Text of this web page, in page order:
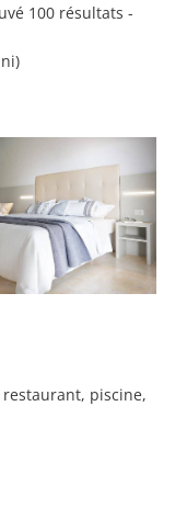
100 résultats -
piscine,